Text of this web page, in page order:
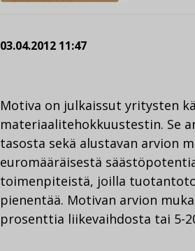
03.04.2012 11:47
Motiva on julkaissut yritysten
materiaalitehokkuustestin. Se
tasosta sekä alustavan arvion
euromääräisestä
toimenpiteistä, joilla
pienentää. Motivan arvion
prosenttia liikevaihdosta tai 5-